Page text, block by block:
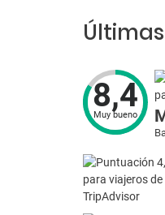
8,4
Muy bueno